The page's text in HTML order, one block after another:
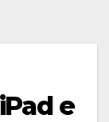
e